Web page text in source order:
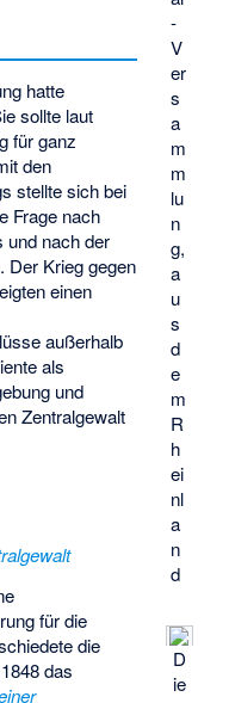
-
V
er
s
a
m
m
lu
n
g,
a
u
s
d
e
m
R
h
ei
nl
a
n
d
D
ie
hatte
sollte laut
für ganz
den
stellte sich bei
Frage nach
und nach der
Der Krieg gegen
einen
außerhalb
als
und
Zentralgewalt
für die
die
das